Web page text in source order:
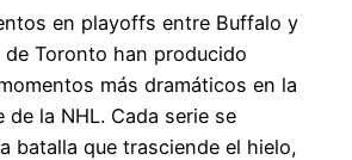
en playoffs entre Buffalo y
de Toronto han producido
más dramáticos en la
la NHL. Cada serie se
batalla que trasciende el hielo,